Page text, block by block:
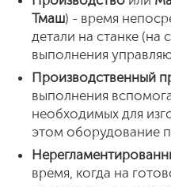
Тмаш) - время
детали на станке (на
выполнения
Производственный
выполнения
необходимых для
этом оборудование
время, когда на